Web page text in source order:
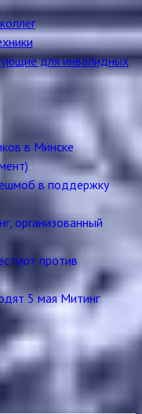
для инвалидных